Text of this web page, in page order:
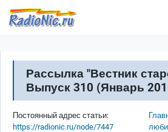
Перейти к основному содержанию
Рассылка "Вестник
Выпуск 310 (Январь
Постоянный адрес статьи:
https://radionic.ru/node/7447